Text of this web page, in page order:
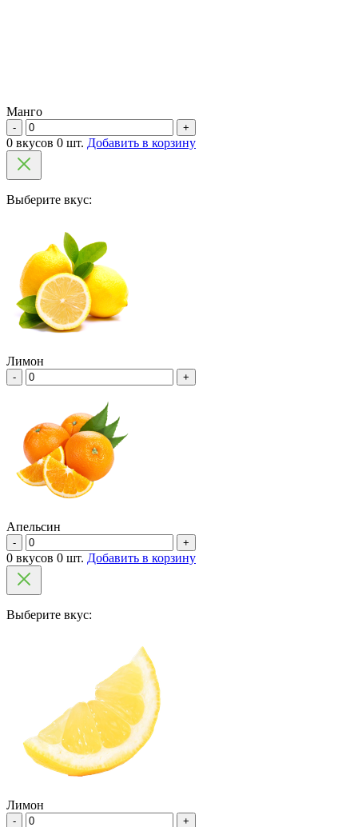
Манго
- +
0 вкусов 0 шт. Добавить в корзину
Выберите вкус:
Лимон
- +
Апельсин
- +
0 вкусов 0 шт. Добавить в корзину
Выберите вкус:
Лимон
- +